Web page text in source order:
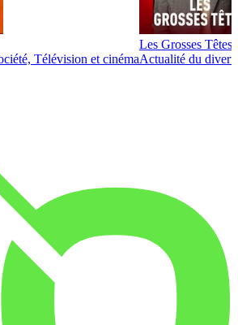
Télévision et cinéma
Les Grosses Têtes
Actualité du